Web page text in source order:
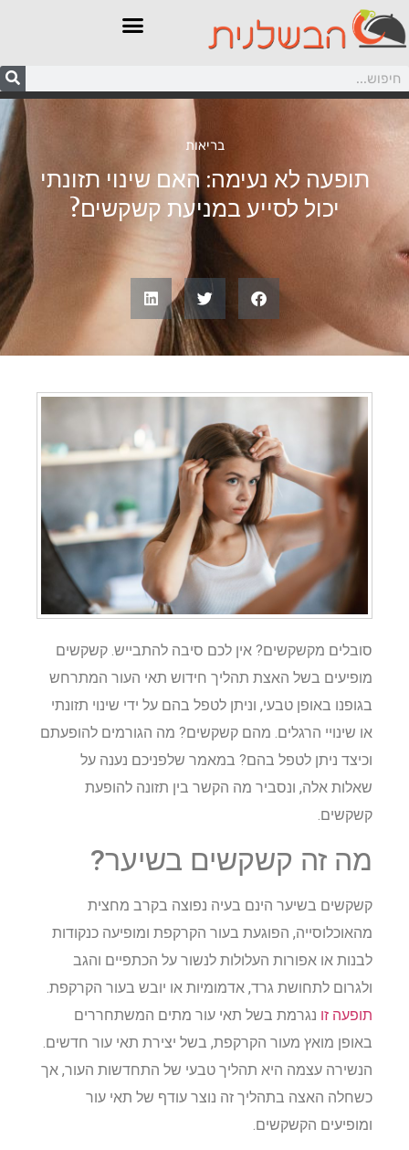
בריאות
תופעה לא נעימה: האם שינוי תזונתי
יכול לסייע במניעת קשקשים?
סובלים מקשקשים? אין לכם סיבה להתבייש. קשקשים
מופיעים בשל האצת תהליך חידוש תאי העור המתרחש
בגופנו באופן טבעי, וניתן לטפל בהם על ידי שינוי תזונתי
או שינויי הרגלים. מהם קשקשים? מה הגורמים להופעתם
וכיצד ניתן לטפל בהם? במאמר שלפניכם נענה על
שאלות אלה, ונסביר מה הקשר בין תזונה להופעת
קשקשים.
מה זה קשקשים בשיער?
קשקשים בשיער הינם בעיה נפוצה בקרב מחצית
מהאוכלוסייה, הפוגעת בעור הקרקפת ומופיעה כנקודות
לבנות או אפורות העלולות לנשור על הכתפיים והגב
ולגרום לתחושת גרד, אדמומיות או יובש בעור הקרקפת.
תופעה זונגרמת בשל תאי עור מתים המשתחררים
באופן מואץ מעור הקרקפת, בשל יצירת תאי עור חדשים.
הנשירה עצמה היא תהליך טבעי של התחדשות העור, אך
כשחלה האצה בתהליך זה נוצר עודף של תאי עור
ומופיעים הקשקשים.